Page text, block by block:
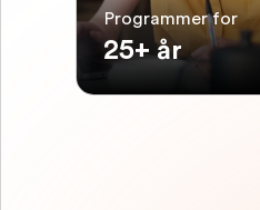
Programmer for
25+ år